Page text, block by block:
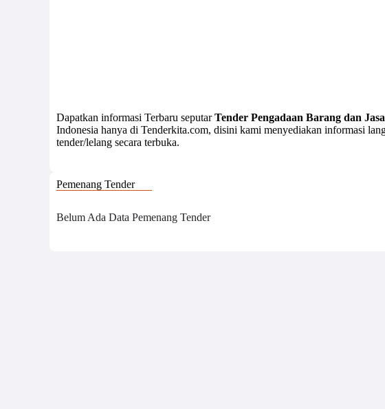
Dapatkan informasi Terbaru seputarTender Pengadaan Barang dan Jasa
Indonesia hanya di Tenderkita.com, disini kami menyediakan informasi
tender/lelang secara terbuka.
Pemenang Tender
Belum Ada Data Pemenang Tender